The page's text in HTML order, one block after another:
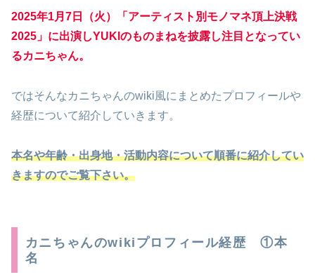
2025年1月7日（火）「アーティスト別モノマネ頂上決戦
2025」に出演しYUKIのものまねを披露し注目となってい
るカニちゃん。
ではそんなカニちゃんのwiki風にまとめたプロフィールや
経歴について紹介していきます。
本名や年齢・出身地・活動内容について順番に紹介してい
きますのでご覧下さい。
カニちゃんのwikiプロフィール経歴 ①本
名